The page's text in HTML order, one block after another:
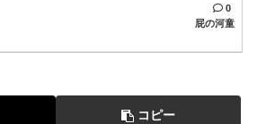
0
屁の河童
コピー